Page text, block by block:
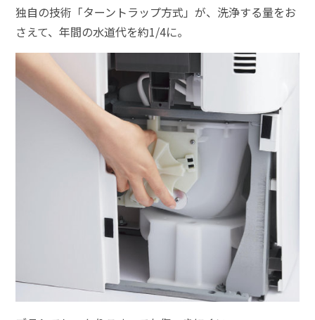
独自の技術「ターントラップ方式」が、洗浄する量をお
さえて、年間の水道代を約1/4に。